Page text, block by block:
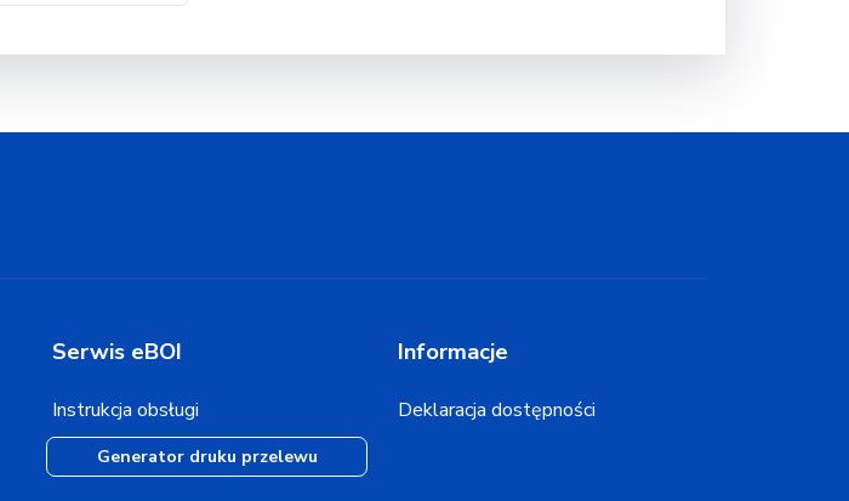
Serwis eBOI
Instrukcja obsługi
Generator druku przelewu
Informacje
Deklaracja dostępności